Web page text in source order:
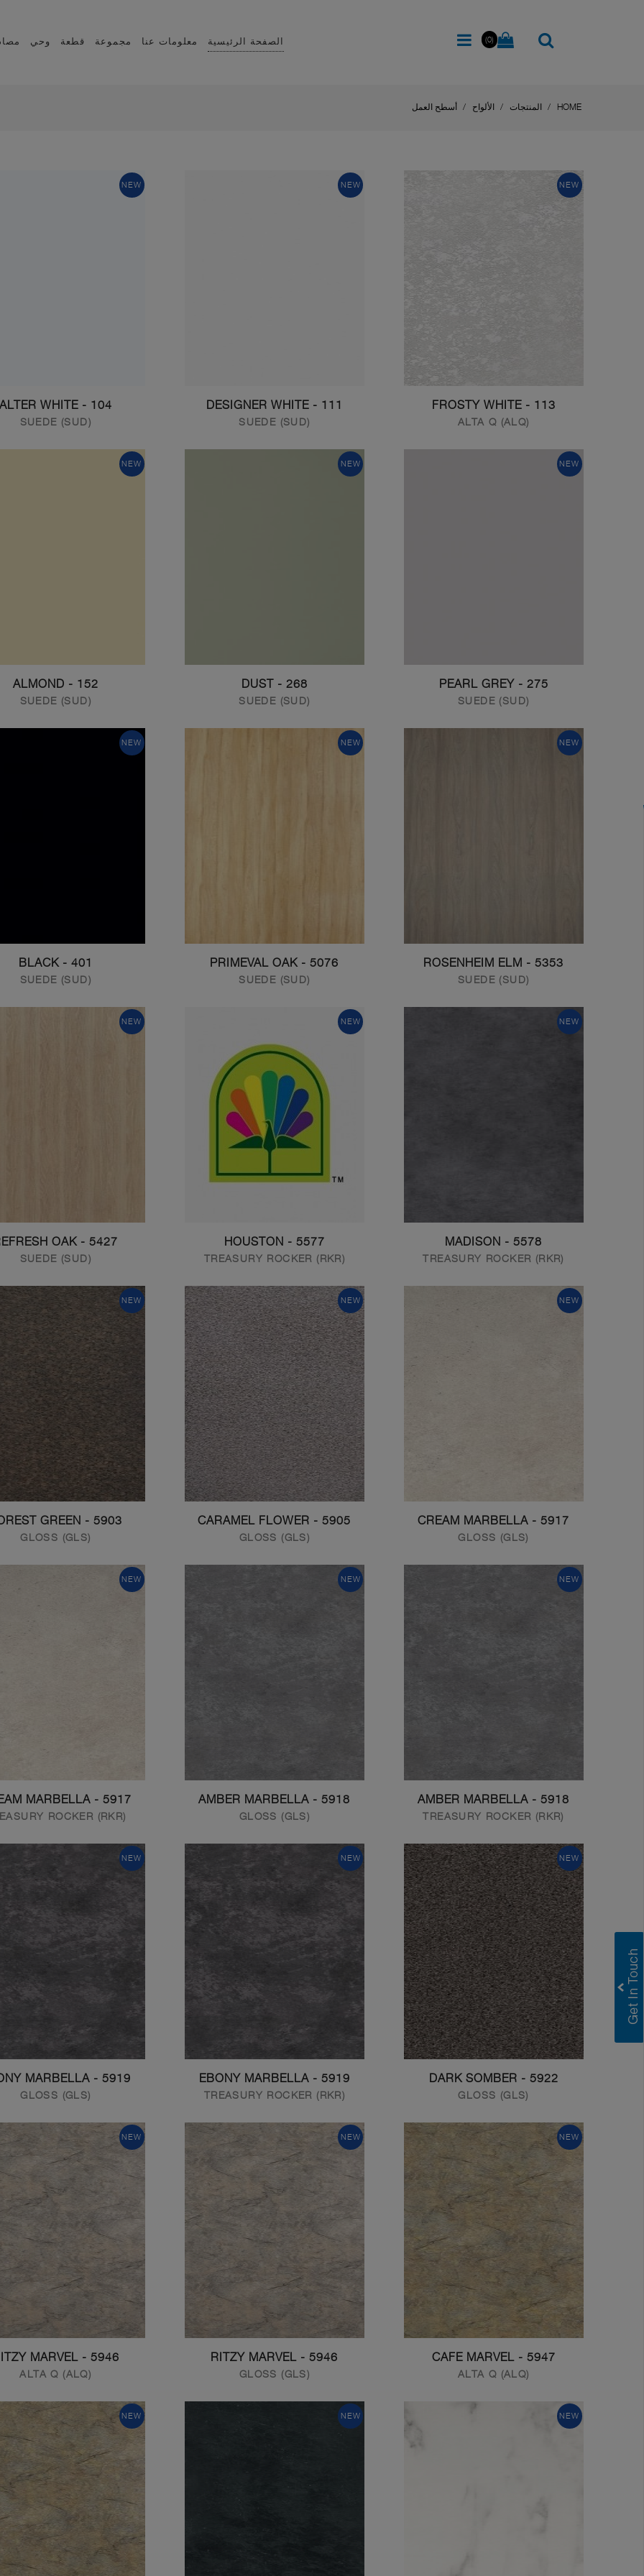
الصفحة الرئيسية معلومات عنا مجموعة قطعة وحي (0)
HOME المنتجات الألواح أسطح العمل
NEW
104 - ALTER WHITE
SUEDE (SUD)
NEW
111 - DESIGNER WHITE
SUEDE (SUD)
NEW
113 - FROSTY WHITE
ALTA Q (ALQ)
NEW
152 - ALMOND
SUEDE (SUD)
NEW
268 - DUST
SUEDE (SUD)
NEW
275 - PEARL GREY
SUEDE (SUD)
NEW
401 - BLACK
SUEDE (SUD)
NEW
5076 - PRIMEVAL OAK
SUEDE (SUD)
NEW
5353 - ROSENHEIM ELM
SUEDE (SUD)
NEW
5427 - REFRESH OAK
SUEDE (SUD)
NEW
5577 - HOUSTON
TREASURY ROCKER (RKR)
NEW
5578 - MADISON
TREASURY ROCKER (RKR)
NEW
5903 - FOREST GREEN
GLOSS (GLS)
NEW
5905 - CARAMEL FLOWER
GLOSS (GLS)
NEW
5917 - CREAM MARBELLA
GLOSS (GLS)
NEW
5917 - CREAM MARBELLA
ROCKER (RKR)
NEW
5918 - AMBER MARBELLA
GLOSS (GLS)
NEW
5918 - AMBER MARBELLA
TREASURY ROCKER (RKR)
NEW
5919 - EBONY MARBELLA
GLOSS (GLS)
NEW
5919 - EBONY MARBELLA
TREASURY ROCKER (RKR)
NEW
5922 - DARK SOMBER
GLOSS (GLS)
NEW
5946 - RITZY MARVEL
ALTA Q (ALQ)
NEW
5946 - RITZY MARVEL
GLOSS (GLS)
NEW
5947 - CAFE MARVEL
ALTA Q (ALQ)
NEW NEW NEW
Greenlam Laminates
Greenlam Compact Laminates
I consent to have this website store
my submitted information so they can
respond to my inquiry.